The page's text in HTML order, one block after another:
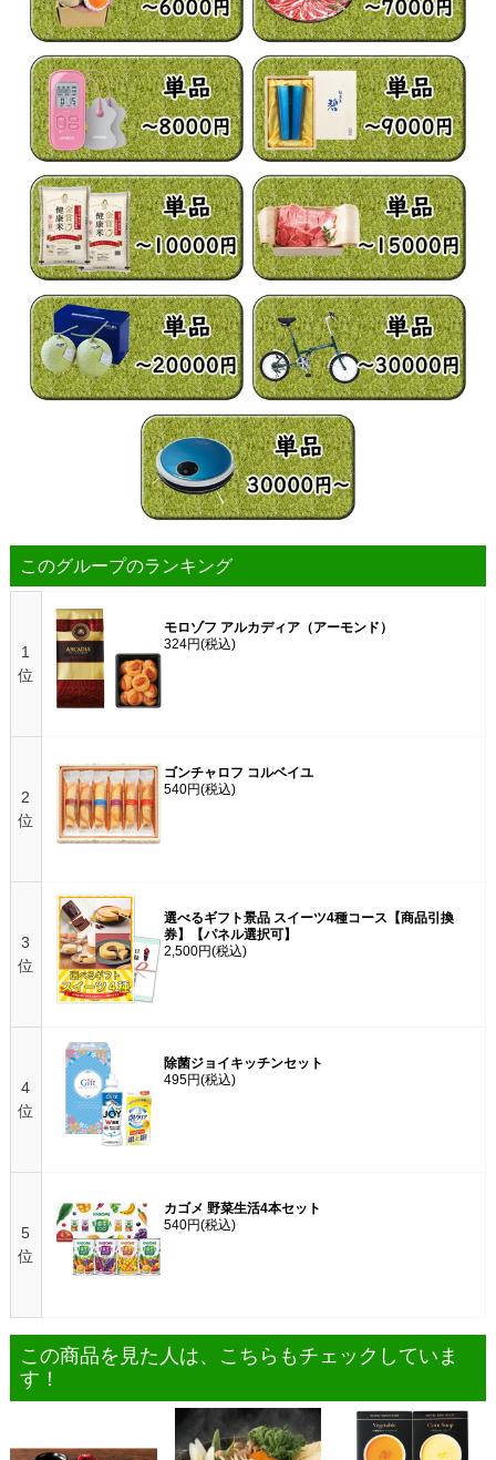
このグループのランキング
1
位
モロゾフ アルカディア（アーモンド）
324円(税込)
2
位
ゴンチャロフ コルベイユ
540円(税込)
3
位
選べるギフト景品 スイーツ4種コース【商品引換
券】【パネル選択可】
2,500円(税込)
4
位
除菌ジョイキッチンセット
495円(税込)
5
位
カゴメ 野菜生活4本セット
540円(税込)
この商品を見た人は、こちらもチェックしていま
す！